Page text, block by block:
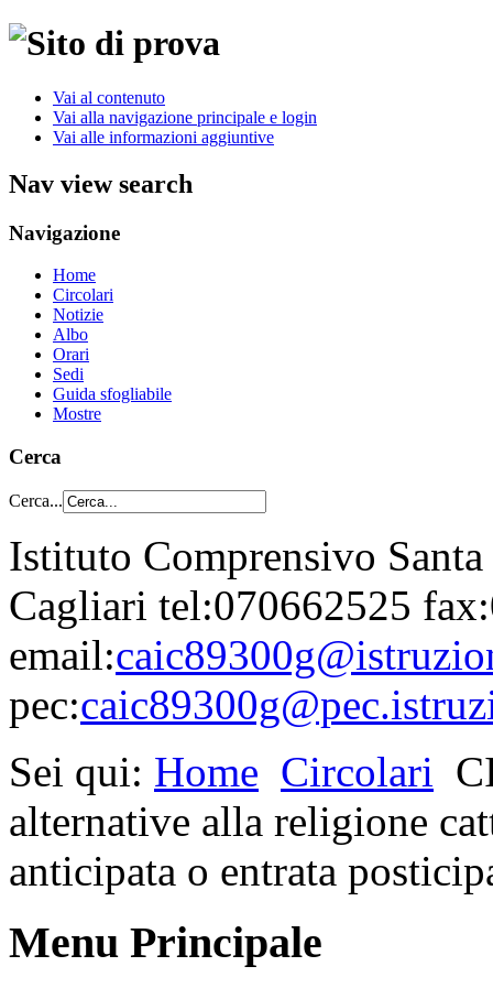
Vai al contenuto
Vai alla navigazione principale e login
Vai alle informazioni aggiuntive
Nav view search
Navigazione
Home
Circolari
Notizie
Albo
Orari
Sedi
Guida sfogliabile
Mostre
Cerca
Cerca...
Istituto Comprensivo
Cagliari tel:070662525
email:
pec:
Sei qui: Home Circolari
alternative alla religione
anticipata o entrata
Menu Principale